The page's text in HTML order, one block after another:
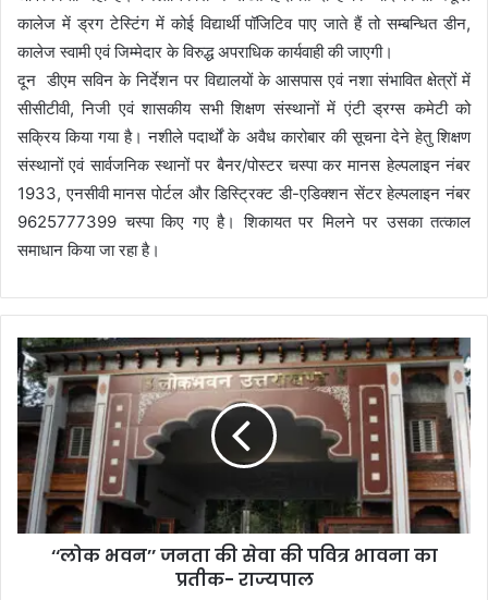
कालेज में ड्रग टेस्टिंग में कोई विद्यार्थी पॉजिटिव पाए जाते हैं तो सम्बन्धित डीन,
कालेज स्वामी एवं जिम्मेदार के विरुद्ध अपराधिक कार्यवाही की जाएगी।
दून डीएम सविन के निर्देशन पर विद्यालयों के आसपास एवं नशा संभावित क्षेत्रों में
सीसीटीवी, निजी एवं शासकीय सभी शिक्षण संस्थानों में एंटी ड्रग्स कमेटी को
सक्रिय किया गया है। नशीले पदार्थों के अवैध कारोबार की सूचना देने हेतु शिक्षण
संस्थानों एवं सार्वजनिक स्थानों पर बैनर/पोस्टर चस्पा कर मानस हेल्पलाइन नंबर
1933, एनसीवी मानस पोर्टल और डिस्ट्रिक्ट डी-एडिक्शन सेंटर हेल्पलाइन नंबर
9625777399 चस्पा किए गए है। शिकायत पर मिलने पर उसका तत्काल
समाधान किया जा रहा है।
‘‘लोक भवन’’ जनता की सेवा की पवित्र भावना का
प्रतीक- राज्यपाल